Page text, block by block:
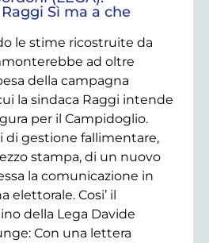
Sì ma a che
le stime ricostruite da
ad oltre
della campagna
la sindaca Raggi intende
per il Campidoglio.
di gestione fallimentare,
stampa, di un nuovo
la comunicazione in
elettorale. Cosi’ il
della Lega Davide
Con una lettera